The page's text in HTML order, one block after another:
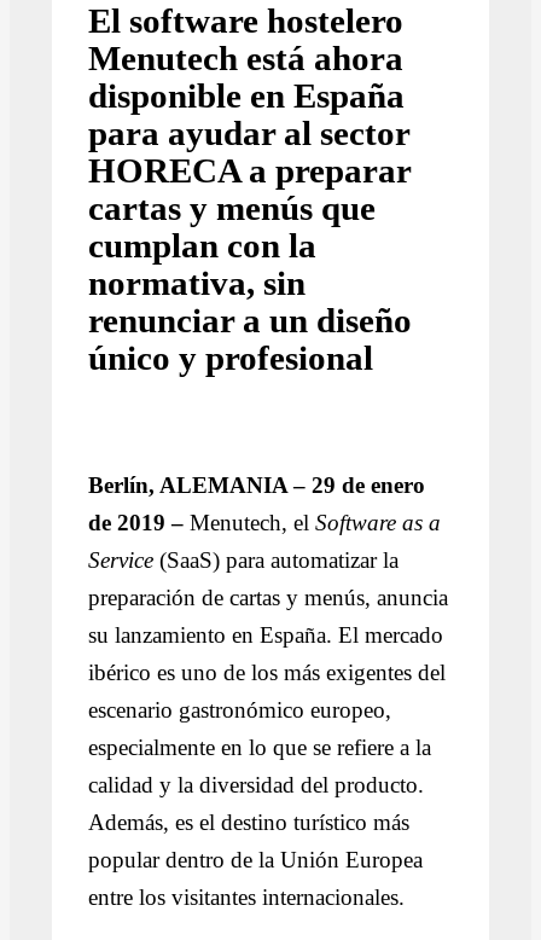
El software hostelero
Menutech está ahora
disponible en España
para ayudar al sector
HORECA a preparar
cartas y menús que
cumplan con la
normativa, sin
renunciar a un diseño
único y profesional
Berlín, ALEMANIA – 29 de enero
de 2019 – Menutech, elSoftware as a
Service(SaaS) para automatizar la
preparación de cartas y menús, anuncia
su lanzamiento en España. El mercado
ibérico es uno de los más exigentes del
escenario gastronómico europeo,
especialmente en lo que se refiere a la
calidad y la diversidad del producto.
Además, es el destino turístico más
popular dentro de la Unión Europea
entre los visitantes internacionales.